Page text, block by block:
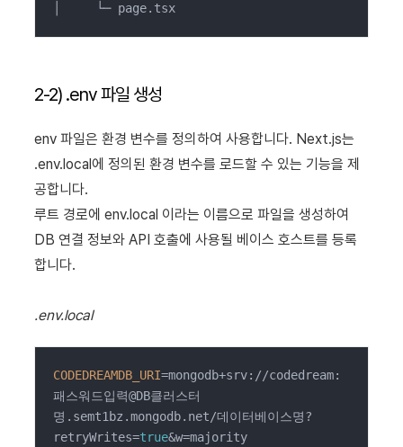
│     └─ page.tsx
2-2) .env 파일 생성
env 파일은 환경 변수를 정의하여 사용합니다. Next.js는
.env.local에 정의된 환경 변수를 로드할 수 있는 기능을 제
공합니다.
루트 경로에 env.local 이라는 이름으로 파일을 생성하여
DB 연결 정보와 API 호출에 사용될 베이스 호스트를 등록
합니다.
.env.local
CODEDREAMDB_URI=mongodb+srv://codedream:
패스워드입력@DB클러스터
명.semt1bz.mongodb.net/데이터베이스명?
retryWrites=true